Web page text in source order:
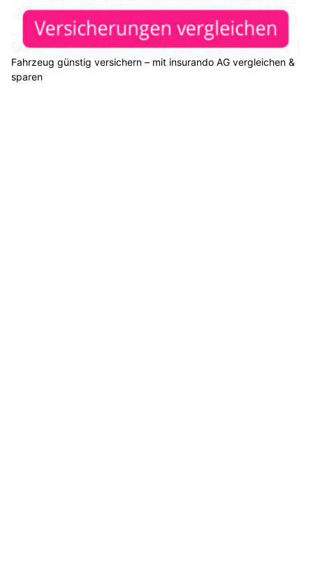
Fahrzeug günstig versichern – mit insurando AG vergleichen &
sparen